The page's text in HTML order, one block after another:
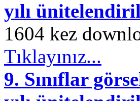
yılı
1604 kez
Tıklayınız...
9. Sınıflar